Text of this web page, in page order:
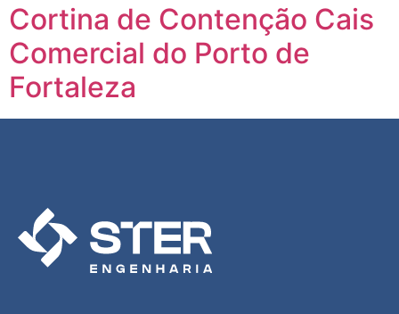
Cortina de Contenção Cais
Comercial do Porto de
Fortaleza